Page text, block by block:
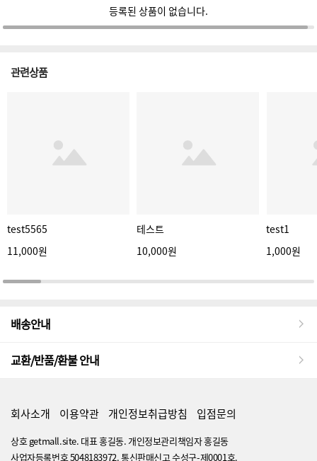
등록된 상품이 없습니다.
관련상품
test5565
11,000원
테스트
10,000원
test1
1,000원
배송안내
교환/반품/환불 안내
회사소개 이용약관 개인정보취급방침 입점문의
상호 getmall.site. 대표 홍길동. 개인정보관리책임자 홍길동
사업자등록번호 5048183972. 통신판매신고 수성구-제0001호.